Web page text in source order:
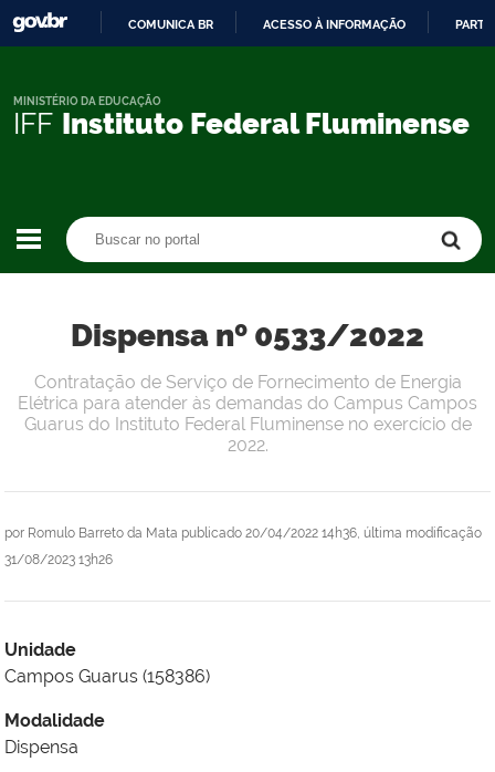
CONTEÚDO
COMUNICA BR ACESSO À INFORMAÇÃO
IFF Instituto Federal Fluminense
MINISTÉRIO DA EDUCAÇÃO
Dispensa nº 0533/2022
por Romulo Barreto da Mata publicado 20/04/2022 14h36, última modificação
31/08/2023 13h26
Contratação de Serviço de Fornecimento de Energia
Elétrica para atender às demandas do Campus Campos
Guarus do Instituto Federal Fluminense no exercício de
2022.
Unidade
Campos Guarus (158386)
Modalidade
Dispensa